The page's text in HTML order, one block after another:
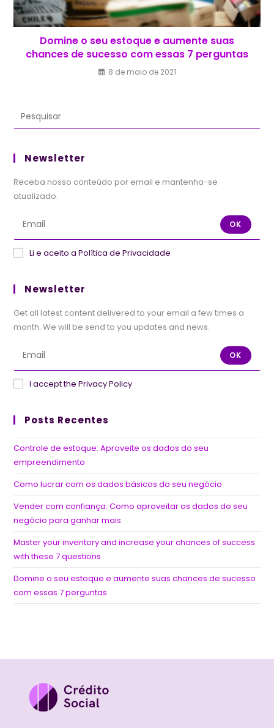
Domine o seu estoque e aumente suas
chances de sucesso com essas 7 perguntas
8 de maio de 2021
Newsletter
Receba nosso conteúdo por email e mantenha-se
atualizado.
OK
Li e aceito a Política de Privacidade
Newsletter
Get all latest content delivered to your email a few times a
month. We will be send to you updates and news.
OK
I accept the Privacy Policy
Posts Recentes
Controle de estoque: Aproveite os dados do seu
empreendimento
Como lucrar com os dados básicos do seu negócio
Vender com confiança: Como aproveitar os dados do seu
negócio para ganhar mais
Master your inventory and increase your chances of success
with these 7 questions
Domine o seu estoque e aumente suas chances de sucesso
com essas 7 perguntas